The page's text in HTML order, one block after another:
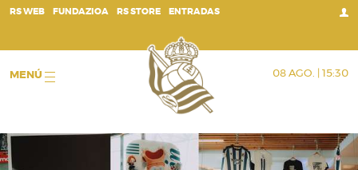
RS WEB FUNDAZIOA RS STORE ENTRADAS
MENÚ 08 AGO. | 15:30